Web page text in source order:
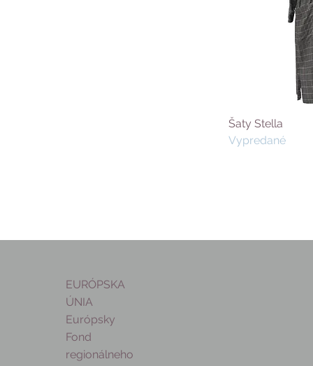
Šaty Stella
Vypredané
EURÓPSKA
ÚNIA
Európsky
Fond
regionálneho